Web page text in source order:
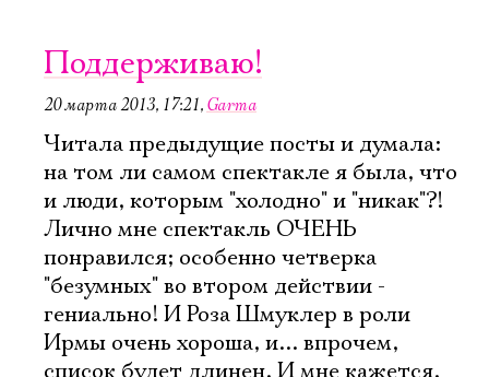
Поддерживаю!
20 марта 2013, 17:21, Garma
Читала предыдущие посты и думала:
на том ли самом спектакле я была, что
и люди, которым "холодно" и "никак"?!
Лично мне спектакль ОЧЕНЬ
понравился; особенно четверка
"безумных" во втором действии -
гениально! И Роза Шмуклер в роли
Ирмы очень хороша, и... впрочем,